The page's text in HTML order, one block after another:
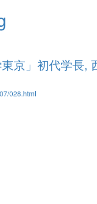
東京」初代学長
028.html